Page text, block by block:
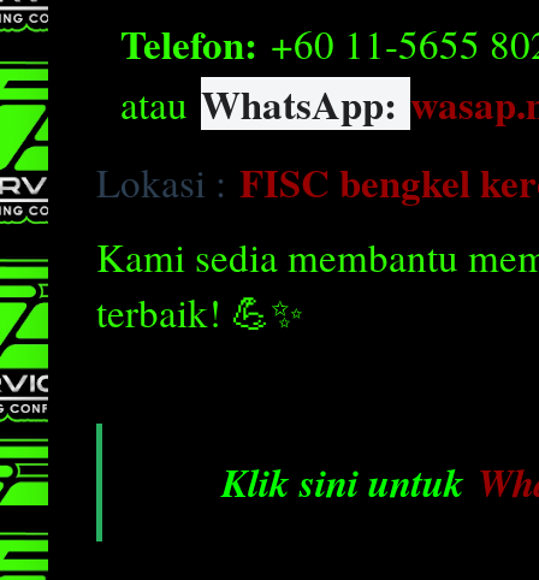
Telefon: +60 11-5655
atau WhatsApp:
Lokasi : FISC bengkel
Kami sedia membantu
terbaik! 💪✨
Klik sini untuk